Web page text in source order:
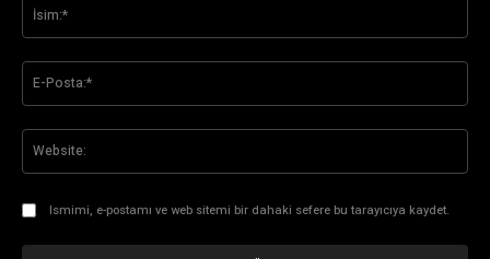
Ismimi, e-postamı ve web sitemi bir dahaki sefere bu tarayıcıya kaydet.